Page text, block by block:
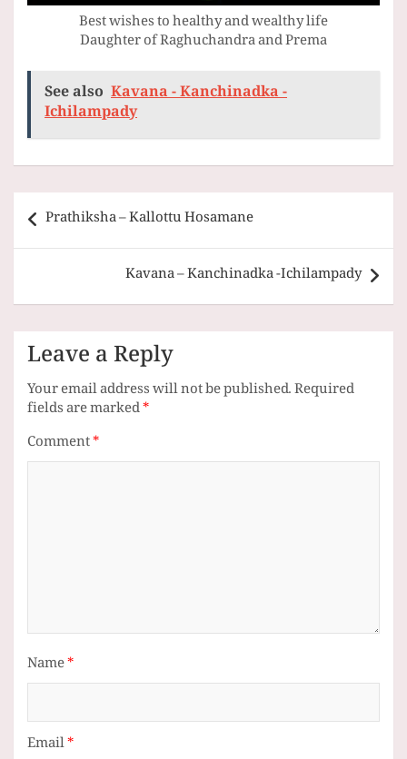
Best wishes to healthy and wealthy life
Daughter of Raghuchandra and Prema
See also Kavana - Kanchinadka -
Ichilampady
Post
navigation
Prathiksha – Kallottu Hosamane
Kavana – Kanchinadka -Ichilampady
Leave a Reply
Your email address will not be published.Required
fields are marked*
Comment*
Name*
Email*